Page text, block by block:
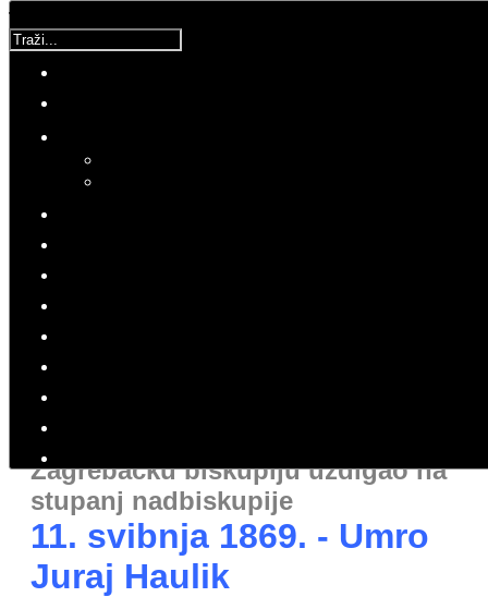
Traži...
Molimo ocijenite
Subota, 11 Svibanj 2019 14:51
POVIJEST
HRVATSKA KROZ POVIJEST
Veliki autoritet Jurja
Haulika okrunio je papa Pio
IX. koji je 11. prosinca 1852.
Zagrebačku biskupiju uzdigao na
stupanj nadbiskupije
11. svibnja 1869. - Umro
Juraj Haulik